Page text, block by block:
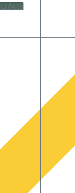
Auto